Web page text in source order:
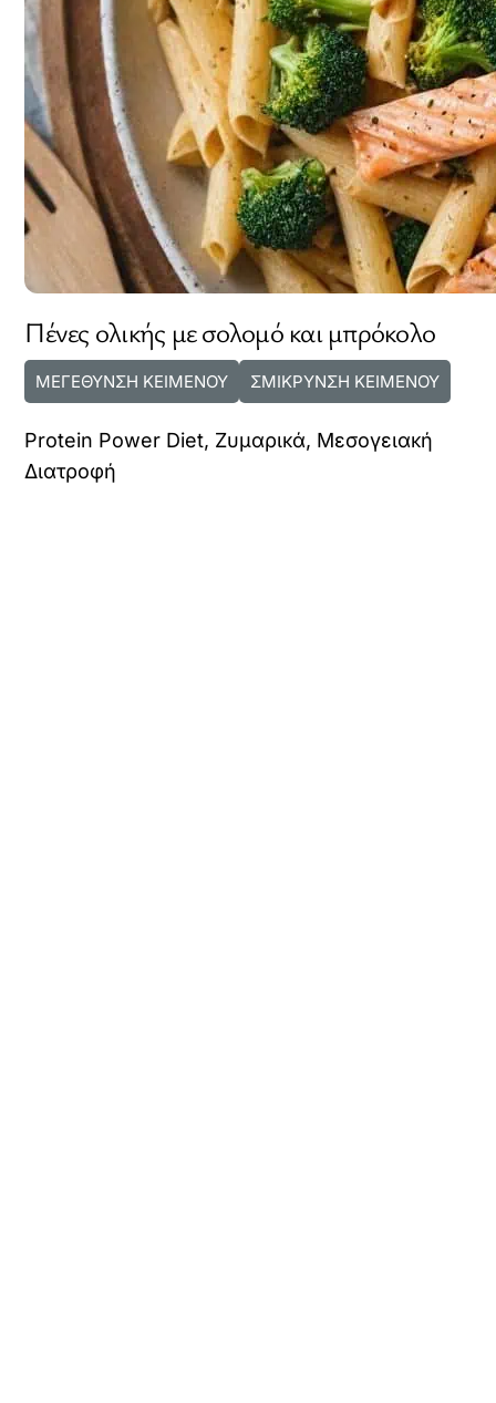
Πένες ολικής με σολομό και μπρόκολο
ΜΕΓΕΘΥΝΣΗ ΚΕΙΜΕΝΟΥ ΣΜΙΚΡΥΝΣΗ ΚΕΙΜΕΝΟΥ
Protein Power Diet, Ζυμαρικά, Μεσογειακή
Διατροφή